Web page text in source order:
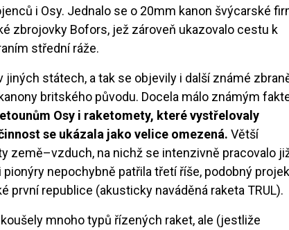
i Osy. Jednalo se o 20mm kanon švýcarské
zbrojovky Bofors, jež zároveň ukazovalo cestu k
střední ráže.
jiných státech, a tak se objevily i další známé
britského původu. Docela málo známým
Osy i raketomety, které vystřelovaly
se ukázala jako velice omezená. Větší
země–vzduch, na nichž se intenzivně pracovalo
pionýry nepochybně patřila třetí říše, podobný
první republice (akusticky naváděná raketa TRUL).
mnoho typů řízených raket, ale (jestliže